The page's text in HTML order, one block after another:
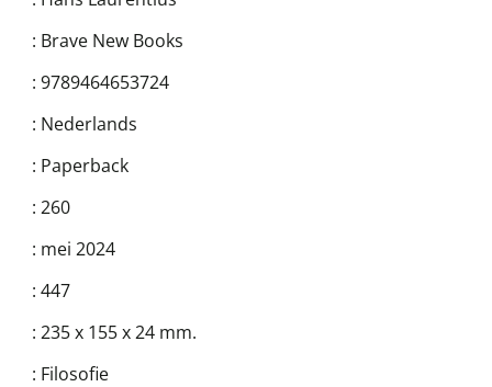
: Brave New Books
: 9789464653724
: Nederlands
: Paperback
: 260
: mei 2024
: 447
: 235 x 155 x 24 mm.
: Filosofie